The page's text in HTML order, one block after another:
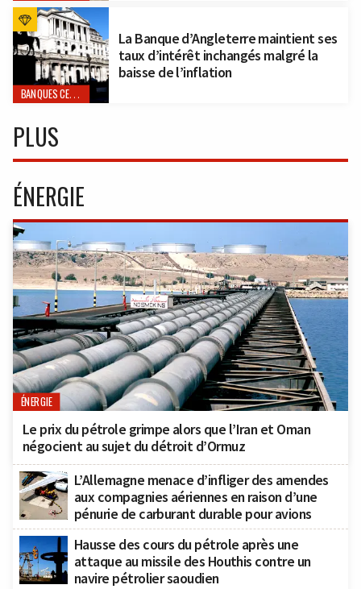
BANQUES CENTRALES
La Banque d’Angleterre maintient ses
taux d’intérêt inchangés malgré la
baisse de l’inflation
PLUS
ÉNERGIE
ÉNERGIE
Le prix du pétrole grimpe alors que l’Iran et Oman
négocient au sujet du détroit d’Ormuz
L’Allemagne menace d’infliger des amendes
aux compagnies aériennes en raison d’une
pénurie de carburant durable pour avions
Hausse des cours du pétrole après une
attaque au missile des Houthis contre un
navire pétrolier saoudien